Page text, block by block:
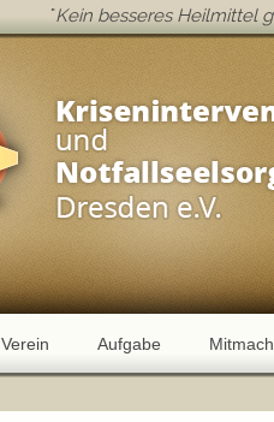
"Kein besseres Heilmittel
Verein Aufgabe